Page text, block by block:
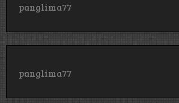
panglima77
panglima77